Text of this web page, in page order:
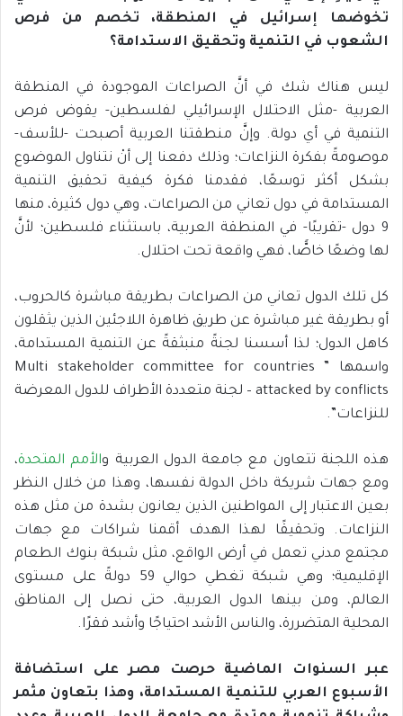
تخوضها إسرائيل في المنطقة، تخصم من فرص
الشعوب في التنمية وتحقيق الاستدامة؟
ليس هناك شك في أنَّ الصراعات الموجودة في المنطقة
العربية -مثل الاحتلال الإسرائيلي لفلسطين- يقوض فرص
التنمية في أي دولة. وإنَّ منطقتنا العربية أصبحت -للأسف-
موصومةً بفكرة النزاعات؛ وذلك دفعنا إلى أنْ نتناول الموضوع
بشكل أكثر توسعًا، فقدمنا فكرة كيفية تحقيق التنمية
المستدامة في دول تعاني من الصراعات، وهي دول كثيرة، منها
9 دول -تقريبًا- في المنطقة العربية، باستثناء فلسطين؛ لأنَّ
لها وضعًا خاصًّا، فهي واقعة تحت احتلال.
كل تلك الدول تعاني من الصراعات بطريقة مباشرة كالحروب،
أو بطريقة غير مباشرة عن طريق ظاهرة اللاجئين الذين يثقلون
كاهل الدول؛ لذا أسسنا لجنةً منبثقةً عن التنمية المستدامة،
واسمها ” Multi stakeholder committee for countries
attacked by conflicts – لجنة متعددة الأطراف للدول المعرضة
للنزاعات”.
هذه اللجنة تتعاون مع جامعة الدول العربية والأمم المتحدة،
ومع جهات شريكة داخل الدولة نفسها، وهذا من خلال النظر
بعين الاعتبار إلى المواطنين الذين يعانون بشدة من مثل هذه
النزاعات. وتحقيقًا لهذا الهدف أقمنا شراكات مع جهات
مجتمع مدني تعمل في أرض الواقع، مثل شبكة بنوك الطعام
الإقليمية؛ وهي شبكة تغطي حوالي 59 دولةً على مستوى
العالم، ومن بينها الدول العربية، حتى نصل إلى المناطق
المحلية المتضررة، والناس الأشد احتياجًا وأشد فقرًا.
عبر السنوات الماضية حرصت مصر على استضافة
الأسبوع العربي للتنمية المستدامة، وهذا بتعاون مثمر